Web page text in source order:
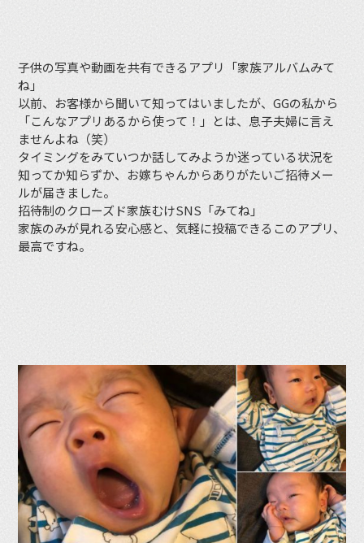
子供の写真や動画を共有できるアプリ「家族アルバムみて
ね」
以前、お客様から聞いて知ってはいましたが、GGの私から
「こんなアプリあるから使って！」とは、息子夫婦に言え
ませんよね（笑）
タイミングをみていつか話してみようか迷っている状況を
知ってか知らずか、お嫁ちゃんからありがたいご招待メー
ルが届きました。
招待制のクローズド家族むけSNS「みてね」
家族のみが見れる安心感と、気軽に投稿できるこのアプリ、
最高ですね。